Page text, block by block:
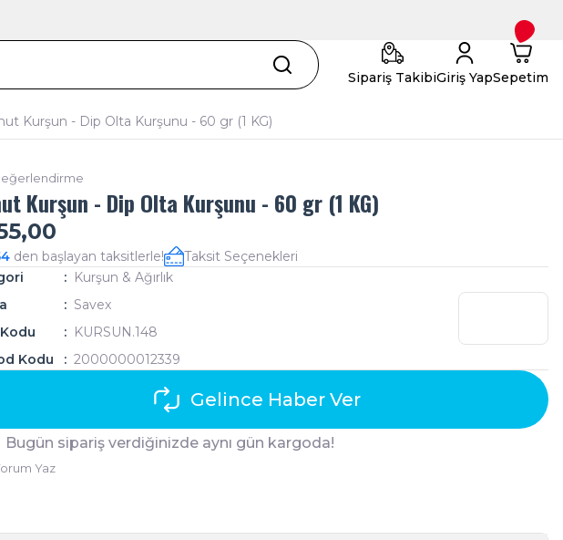
Sipariş TakibiGiriş YapSepetim
Kurşun - Dip Olta Kurşunu - 60 gr (1 KG)
Kurşun - Dip Olta Kurşunu - 60 gr (1 KG)
den başlayan taksitlerle!
Taksit Seçenekleri
Kurşun & Ağırlık
Savex
KURSUN.148
Kodu
2000000012339
Gelince Haber Ver
Bugün sipariş verdiğinizde aynı gün kargoda!
Yaz